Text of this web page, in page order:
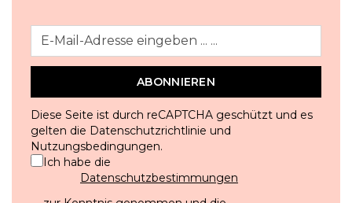
ABONNIEREN
Diese Seite ist durch reCAPTCHA geschützt und es
gelten die Datenschutzrichtlinie und
Nutzungsbedingungen.
Ich habe die
Datenschutzbestimmungen